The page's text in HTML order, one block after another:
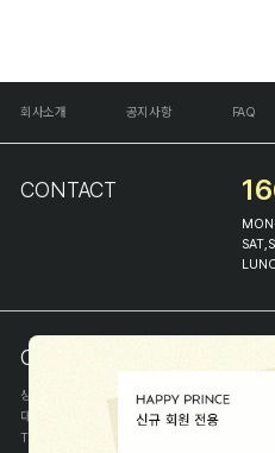
회사소개 공지사항 FAQ
CONTACT
COMPANY INFO
상호
(주)해피프린스
대표
이화진
TEL